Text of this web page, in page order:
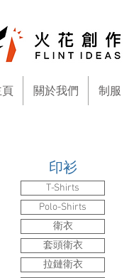
頁 關於我們 制服
印衫
T-Shirts
Polo-Shirts
衛衣
套頭衛衣
拉鏈衛衣